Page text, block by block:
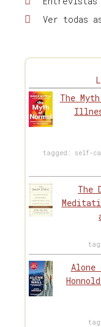
Ver todas
The
tagged: self-
The